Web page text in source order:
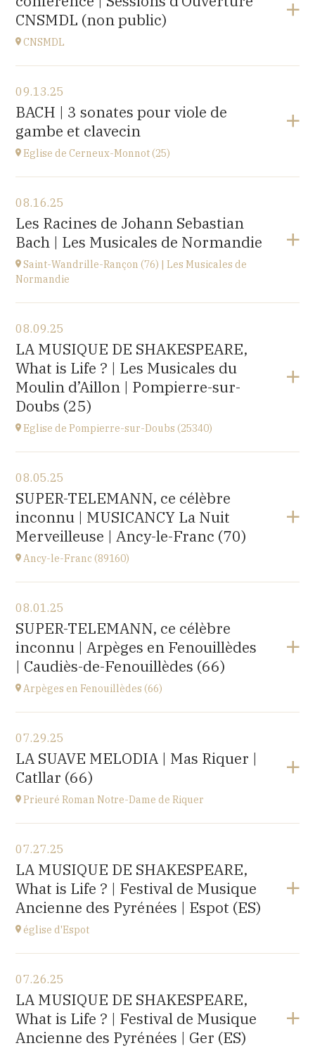
at20H00
Buy your tickets
CNSMDL (non public)
CNSMDL
CNSMD | Conservatoire National Supérieur Musique
et Danse de Lyon
3 quai Chauveau, 69009 LYON
at
09.13.25
BACH | 3 sonates pour viole de
gambe et clavecin
Eglise de Cerneux-Monnot (25)
Eglise de Cerneux-Monnot (25)
lieu dit Les Cerneux-Monnots, 25210 Bonnétage
at20H00
08.16.25
Les Racines de Johann Sebastian
Bach | Les Musicales de Normandie
Saint-Wandrille-Rançon (76) | Les Musicales de
Normandie
Église Saint-Michel,
2 rue Saint-Jacques, Saint-Wandrille-Rançon
(76490)
at17H
Buy your tickets
08.09.25
LA MUSIQUE DE SHAKESPEARE,
What is Life ? | Les Musicales du
Moulin d’Aillon | Pompierre-sur-
Doubs (25)
Eglise de Pompierre-sur-Doubs (25340)
Eglise de Pompierre-sur-Doubs (25340)
3 chemin de l'église
at20H00
08.05.25
SUPER-TELEMANN, ce célèbre
inconnu | MUSICANCY La Nuit
Merveilleuse | Ancy-le-Franc (70)
Ancy-le-Franc (89160)
Ancy-le-Franc (89160)
Le Château d’Ancy-le-Franc, 18 Place Clermont-
Tonnerre, 89160 Ancy-le-Franc
at20H00
08.01.25
SUPER-TELEMANN, ce célèbre
inconnu | Arpèges en Fenouillèdes
| Caudiès-de-Fenouillèdes (66)
Arpèges en Fenouillèdes (66)
Estivales
at18H00
Buy your tickets
07.29.25
LA SUAVE MELODIA | Mas Riquer |
Catllar (66)
Prieuré Roman Notre-Dame de Riquer
Mas Riquer, Catllar (66500)
at21H00
07.27.25
LA MUSIQUE DE SHAKESPEARE,
What is Life ? | Festival de Musique
Ancienne des Pyrénées | Espot (ES)
église d'Espot
église d'Espot,
SPAIN
at19H00
Buy your tickets
07.26.25
LA MUSIQUE DE SHAKESPEARE,
What is Life ? | Festival de Musique
Ancienne des Pyrénées | Ger (ES)